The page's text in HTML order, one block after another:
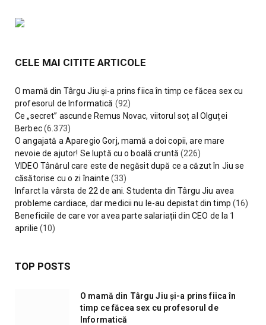
CELE MAI CITITE ARTICOLE
O mamă din Târgu Jiu și-a prins fiica în timp ce făcea sex cu
profesorul de Informatică (92)
Ce „secret” ascunde Remus Novac, viitorul soț al Olguței
Berbec(6.373)
O angajată a Aparegio Gorj, mamă a doi copii, are mare
nevoie de ajutor! Se luptă cu o boală cruntă (226)
VIDEO Tânărul care este de negăsit după ce a căzut în Jiu se
căsătorise cu o zi înainte (33)
Infarct la vârsta de 22 de ani. Studenta din Târgu Jiu avea
probleme cardiace, dar medicii nu le-au depistat din timp (16)
Beneficiile de care vor avea parte salariații din CEO de la 1
aprilie (10)
TOP POSTS
O mamă din Târgu Jiu și-a prins fiica în
timp ce făcea sex cu profesorul de
Informatică